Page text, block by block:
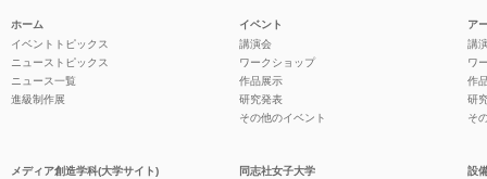
ホーム
イベントトピックス
ニューストピックス
ニュース一覧
進級制作展
イベント
講演会
ワークショップ
作品展示
研究発表
その他のイベント
ア
講
ワ
作
研
そ
メディア創造学科(大学サイト)
同志社女子大学
設